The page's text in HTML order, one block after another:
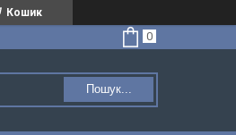
Кошик
Пошук...